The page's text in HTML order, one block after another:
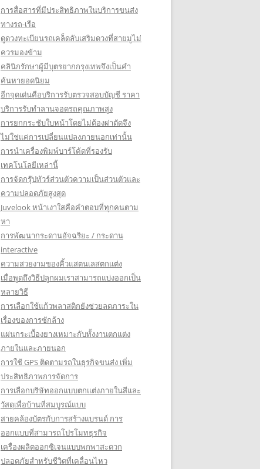
การสื่อสารที่มีประสิทธิภาพในบริการขนส่ง
ทางรถ-เรือ
ดูดวงทะเบียนรถเคล็ดลับเสริมดวงที่สายมูไม่
ควรมองข้าม
คลินิกรักษาผู้มีบุตรยากกรุงเทพจึงเป็นคำ
ค้นหายอดนิยม
อีกจุดเด่นคือบริการรับตรวจสอบบัญชี ราคา
บริการรับทำลานจอดรถคุณภาพสูง
การยกกระชับใบหน้าโดยไม่ต้องผ่าตัดจึง
ไม่ใช่แค่การเปลี่ยนแปลงภายนอกเท่านั้น
การนำเครื่องพิมพ์บาร์โค้ดที่รองรับ
เทคโนโลยีเหล่านี้
การจัดกรุ๊ปทัวร์ส่วนตัวความเป็นส่วนตัวและ
ความปลอดภัยสูงสุด
Juvelook หน้าเงาใสคือคำตอบที่ทุกคนตาม
หา
การพัฒนากระดานอัจฉริยะ / กระดาน
interactive
ความสวยงามของคิ้วแสตนเลสตกแต่ง
เมื่อพูดถึงวิธีปลูกผมเราสามารถแบ่งออกเป็น
หลายวิธี
การเลือกใช้แก้วพลาสติกยังช่วยลดภาระใน
เรื่องของการซักล้าง
แผ่นกระเบื้องยางเหมาะกับทั้งงานตกแต่ง
ภายในและภายนอก
การใช้ GPS ติดตามรถในธุรกิจขนส่ง เพิ่ม
ประสิทธิภาพการจัดการ
การเลือกบริษัทออกแบบตกแต่งภายในสีและ
วัสดุเพื่อบ้านที่สมบูรณ์แบบ
สายคล้องบัตรกับการสร้างแบรนด์ การ
ออกแบบที่สามารถโปรโมทธุรกิจ
เครื่องผลิตออกซิเจนแบบพกพาสะดวก
ปลอดภัยสำหรับชีวิตที่เคลื่อนไหว